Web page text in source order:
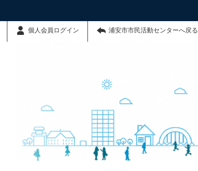
個人会員ログイン 浦安市市民活動センターへ戻る